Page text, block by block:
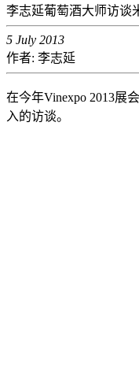
李志延葡萄酒大师访谈
5 July 2013
作者: 李志延
在今年Vinexpo 2013展
入的访谈。